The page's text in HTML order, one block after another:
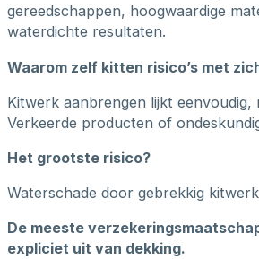
gereedschappen, hoogwaardige
waterdichte resultaten.
Waarom zelf kitten risico’s met
Kitwerk aanbrengen lijkt
Verkeerde producten of
Het grootste risico?
Waterschade door gebrekkig
De meeste
expliciet uit van dekking.